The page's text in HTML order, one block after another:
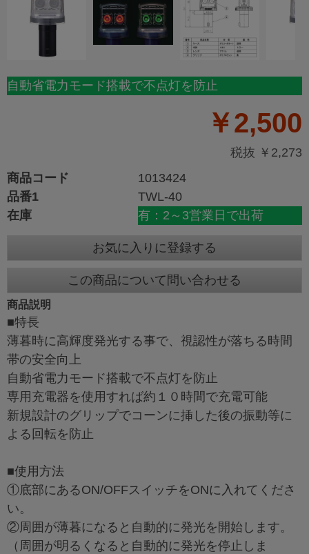
自動省電力モード搭載で不点灯を防止
￥2,500
税抜 ￥2,273
商品コード
1013424
品番1
TWL-40
在庫
有：2～3営業日で出荷
お気に入りに登録する
この商品について問い合わせる
商品説明
■特長
薄暮時に高輝度発光する事で、視認性が落ちる時間
帯の安全向上
自動省電力モード搭載で不点灯を防止
専用充電器を使用すれば約１０時間で充電可能
新規設計のグリップでコーンに挿した後の振動等に
よる回転を防止
■使用方法
①底部にあるON/OFFスイッチをONに入れてくださ
い。
②周囲が薄暮になると自動的に発光を開始します。
（周囲が明るくなると自動的に発光を停止しま